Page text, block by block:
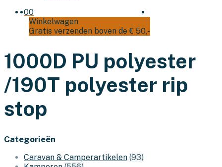
00
Winkelwagen
Gratis verzenden boven de € 50,-
1000D PU polyester
/190T polyester rip
stop
Categorieën
Caravan & Camperartikelen (93)